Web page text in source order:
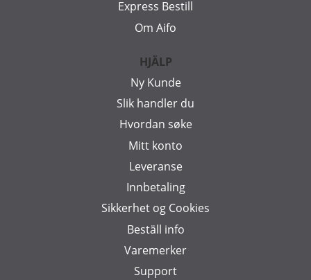
Express Bestill
Om Aifo
HJÄLP
Ny Kunde
Slik handler du
Hvordan søke
Mitt konto
Leveranse
Innbetaling
Sikkerhet og Cookies
Beställ info
Varemerker
Support